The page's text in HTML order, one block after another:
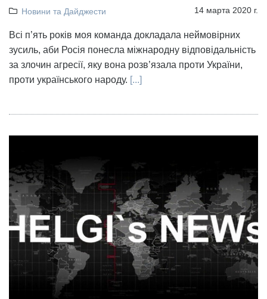
Новини та Дайджести 14 марта 2020 г.
Всі п’ять років моя команда докладала неймовірних
зусиль, аби Росія понесла міжнародну відповідальність
за злочин агресії, яку вона розв’язала проти України,
проти українського народу. [...]